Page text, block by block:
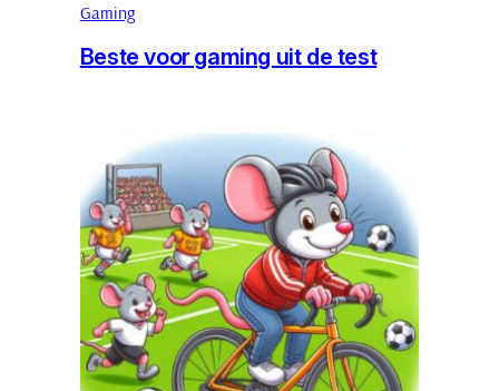
Gaming
Beste voor gaming uit de test